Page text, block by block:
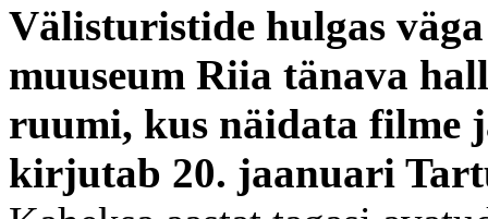
Välisturistide hulgas
muuseum Riia tänava
ruumi, kus näidata filme
kirjutab 20. jaanuari